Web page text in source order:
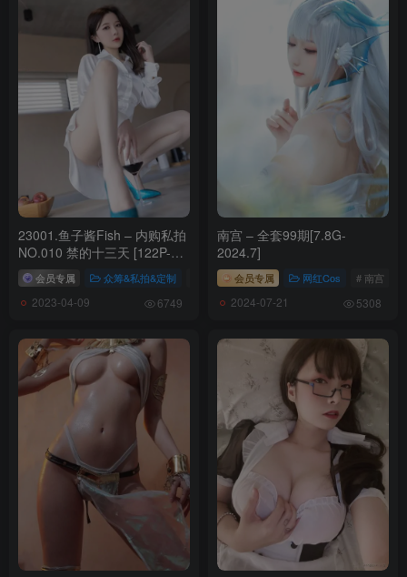
23001.鱼子酱Fish – 内购私拍
NO.010 禁的十三天 [122P-
3.09GB]
会员专属 众筹&私拍&定制 # 鱼子酱Fish # 鱼子酱Fish内购私拍
2023-04-09 6749
南宫 – 全套99期[7.8G-
2024.7]
会员专属 网红Cos # 南宫
2024-07-21 5308